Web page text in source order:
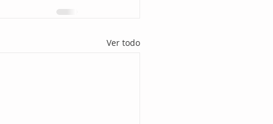
Ver todo